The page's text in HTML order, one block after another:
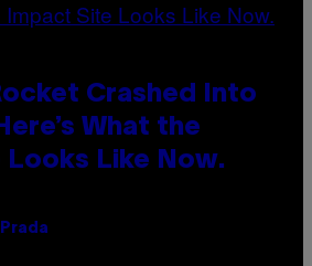
Crashed Into
What the
Looks Like Now.